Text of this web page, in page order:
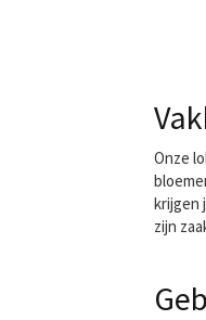
Onze
krijgen
zijn